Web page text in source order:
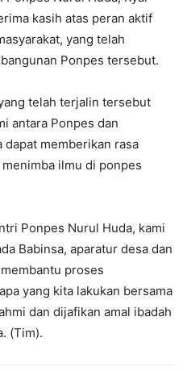
kasih atas peran aktif
yang telah
Ponpes tersebut.
telah terjalin tersebut
antara Ponpes dan
dapat memberikan rasa
ilmu di ponpes
Ponpes Nurul Huda, kami
Babinsa, aparatur desa dan
proses
yang kita lakukan bersama
dan dijafikan amal ibadah
(Tim).